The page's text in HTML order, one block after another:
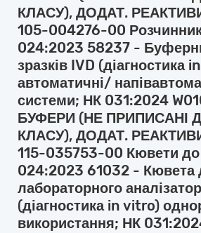
КЛАСУ), ДОДАТ.
105-004276-00
024:2023 58237 -
зразків IVD (діагностика
автоматичні/
системи; НК 031:2024
БУФЕРИ (НЕ ПРИПИСАНІ
КЛАСУ), ДОДАТ.
115-035753-00 Кювети до
024:2023 61032 - Кювета
лабораторного
(діагностика in vitro)
використання; НК